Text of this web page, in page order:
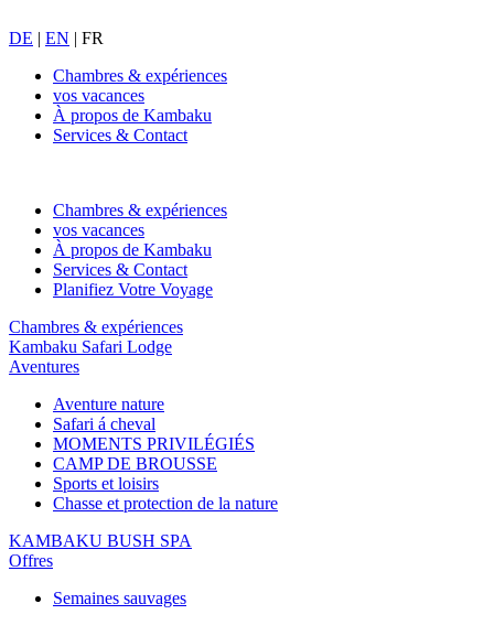
DE | EN | FR
Chambres & expériences
vos vacances
À propos de Kambaku
Services & Contact
Chambres & expériences
vos vacances
À propos de Kambaku
Services & Contact
Planifiez Votre Voyage
Chambres & expériences
Kambaku Safari Lodge
Aventures
Aventure nature
Safari á cheval
MOMENTS PRIVILÉGIÉS
CAMP DE BROUSSE
Sports et loisirs
Chasse et protection de la nature
KAMBAKU BUSH SPA
Offres
Semaines sauvages